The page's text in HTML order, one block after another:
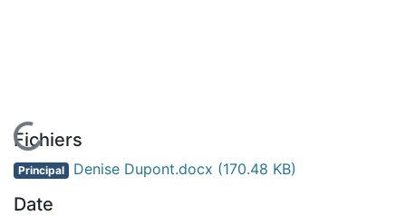
En cours de chargement...
Fichiers
Principal Denise Dupont.docx (170.48 KB)
Date